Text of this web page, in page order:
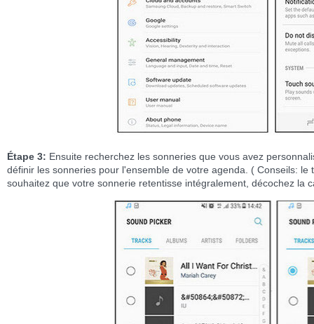
Étape 3: Ensuite recherchez les sonneries que vous avez
définir les sonneries pour l'ensemble de votre agenda. ( Conseils:
souhaitez que votre sonnerie retentisse intégralement, décochez la